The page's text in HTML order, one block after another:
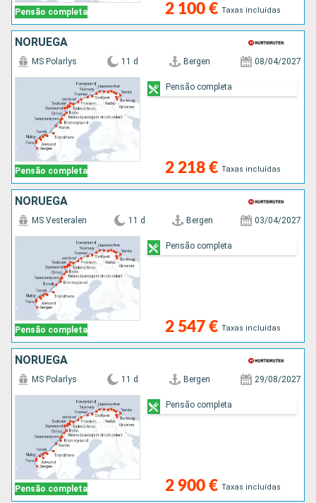
Pensão completa 2 100 € Taxas incluídas
NORUEGA
Pensão completa
MS Polarlys 11 d Bergen 08/04/2027
2 218 € Taxas incluídas
Pensão completa
NORUEGA
Pensão completa
MS Vesteralen 11 d Bergen 03/04/2027
2 547 € Taxas incluídas
Pensão completa
NORUEGA
Pensão completa
MS Polarlys 11 d Bergen 29/08/2027
2 900 € Taxas incluídas
Pensão completa